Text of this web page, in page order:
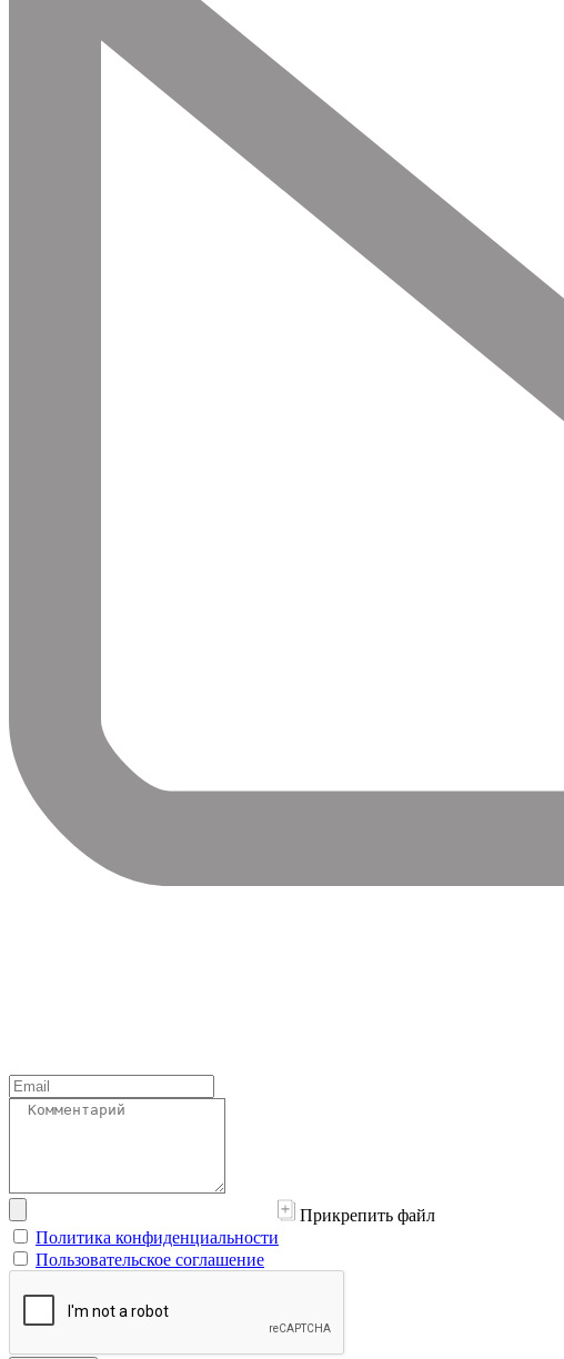
Прикрепить файл
Политика конфиденциальности
Пользовательское соглашение